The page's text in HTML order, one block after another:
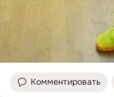
Комментировать